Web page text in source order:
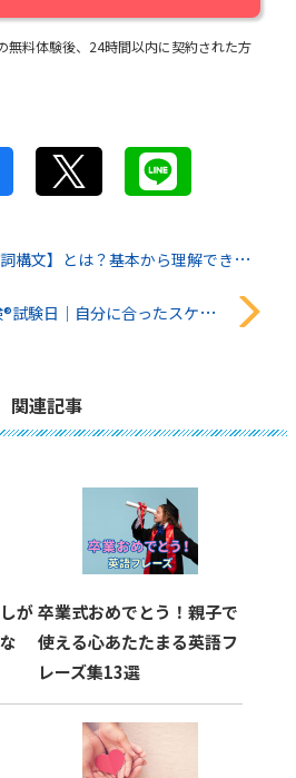
料体験後、24時間以内に契約された方
とは？基本から理解できるように徹底解説！例文付き
分に合ったスケジュールで合格をつかもう！
関連記事
が卒業式おめでとう！親子で
使える心あたたまる英語フ
レーズ集13選